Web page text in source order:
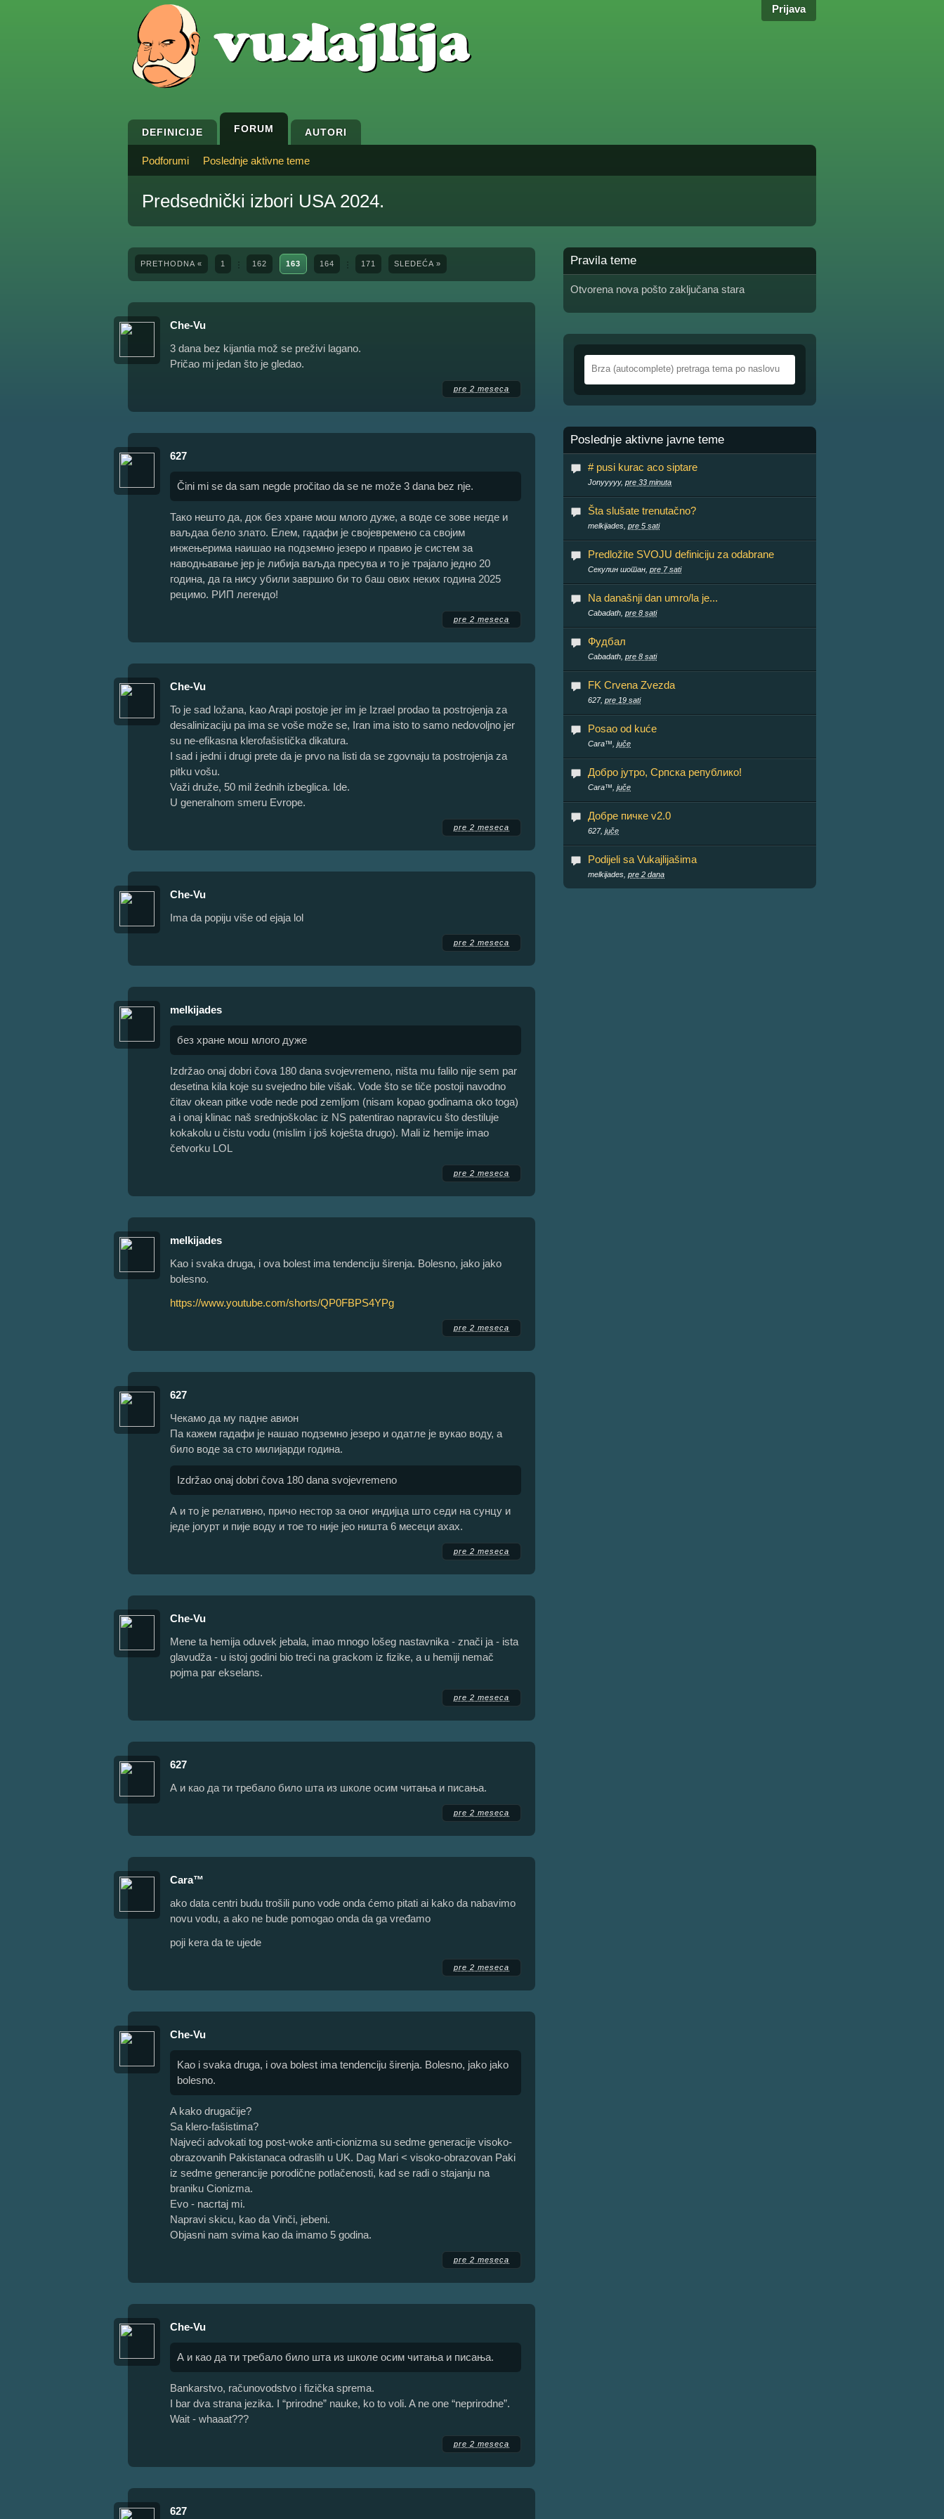
Prijava
DEFINICIJE FORUM AUTORI
Podforumi Poslednje aktivne teme
Predsednički izbori USA 2024.
PRETHODNA « 1 162 163 164 171 SLEDEĆA »
Che-Vu
3 dana bez kijantia mož se preživi lagano.
Pričao mi jedan što je gledao.
pre 2 meseca
627
Čini mi se da sam negde pročitao da se ne može 3 dana bez nje.
Тако нешто да, док без хране мош млого дуже, а воде се зове негде и
ваљдаа бело злато. Елем, гадафи је својевремено са својим
инжењерима наишао на подземно језеро и правио је систем за
наводњавање јер је либија ваљда пресува и то је трајало једно 20
година, да га нису убили завршио би то баш ових неких година 2025
рецимо. РИП легендо!
pre 2 meseca
Che-Vu
To je sad ložana, kao Arapi postoje jer im je Izrael prodao ta postrojenja za
desalinizaciju pa ima se voše može se, Iran ima isto to samo nedovoljno jer
su ne-efikasna klerofašistička dikatura.
I sad i jedni i drugi prete da je prvo na listi da se zgovnaju ta postrojenja za
pitku vošu.
Važi druže, 50 mil žednih izbeglica. Ide.
U generalnom smeru Evrope.
pre 2 meseca
Che-Vu
Ima da popiju više od ejaja lol
pre 2 meseca
melkijades
без хране мош млого дуже
Izdržao onaj dobri čova 180 dana svojevremeno, ništa mu falilo nije sem par
desetina kila koje su svejedno bile višak. Vode što se tiče postoji navodno
čitav okean pitke vode nede pod zemljom (nisam kopao godinama oko toga)
a i onaj klinac naš srednjoškolac iz NS patentirao napravicu što destiluje
kokakolu u čistu vodu (mislim i još koješta drugo). Mali iz hemije imao
četvorku LOL
pre 2 meseca
melkijades
Kao i svaka druga, i ova bolest ima tendenciju širenja. Bolesno, jako jako
bolesno.
https://www.youtube.com/shorts/QP0FBPS4YPg
pre 2 meseca
627
Чекамо да му падне авион
Па кажем гадафи је нашао подземно језеро и одатле је вукао воду, а
било воде за сто милијарди година.
Izdržao onaj dobri čova 180 dana svojevremeno
А и то је релативно, причо нестор за оног индијца што седи на сунцу и
једе јогурт и пије воду и тое то није јео ништа 6 месеци ахах.
pre 2 meseca
Che-Vu
Mene ta hemija oduvek jebala, imao mnogo lošeg nastavnika - znači ja - ista
glavudža - u istoj godini bio treći na grackom iz fizike, a u hemiji nemač
pojma par ekselans.
pre 2 meseca
627
А и као да ти требало било шта из школе осим читања и писања.
pre 2 meseca
Cara™
ako data centri budu trošili puno vode onda ćemo pitati ai kako da nabavimo
novu vodu, a ako ne bude pomogao onda da ga vređamo
poji kera da te ujede
pre 2 meseca
Che-Vu
Kao i svaka druga, i ova bolest ima tendenciju širenja. Bolesno, jako jako
bolesno.
A kako drugačije?
Sa klero-fašistima?
Najveći advokati tog post-woke anti-cionizma su sedme generacije visoko-
obrazovanih Pakistanaca odraslih u UK. Dag Mari < visoko-obrazovan Paki
iz sedme generancije porodične potlačenosti, kad se radi o stajanju na
braniku Cionizma.
Evo - nacrtaj mi.
Napravi skicu, kao da Vinči, jebeni.
Objasni nam svima kao da imamo 5 godina.
pre 2 meseca
Che-Vu
А и као да ти требало било шта из школе осим читања и писања.
Bankarstvo, računovodstvo i fizička sprema.
I bar dva strana jezika. I “prirodne” nauke, ko to voli. A ne one “neprirodne”.
Wait - whaaat???
pre 2 meseca
627
Pravila teme
Otvorena nova pošto zaključana stara
Poslednje aktivne javne teme
# pusi kurac aco siptare
Jonyyyyy, pre 33 minuta
Šta slušate trenutačno?
melkijades, pre 5 sati
Predložite SVOJU definiciju za odabrane
Секулин шотан, pre 7 sati
Na današnji dan umro/la je...
Cabadath, pre 8 sati
Фудбал
Cabadath, pre 8 sati
FK Crvena Zvezda
627, pre 19 sati
Posao od kuće
Cara™, juče
Добро јутро, Српска републико!
Cara™, juče
Добре пичке v2.0
627, juče
Podijeli sa Vukajlijašima
melkijades, pre 2 dana